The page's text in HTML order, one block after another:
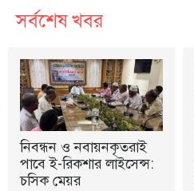
সর্বশেষ খবর
নিবন্ধন ও নবায়নকৃতরাই
পাবে ই-রিকশার লাইসেন্স:
চসিক মেয়র